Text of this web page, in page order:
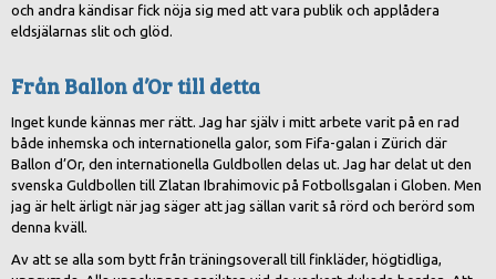
och andra kändisar fick nöja sig med att vara publik och applådera
eldsjälarnas slit och glöd.
Från Ballon d’Or till detta
Inget kunde kännas mer rätt. Jag har själv i mitt arbete varit på en rad
både inhemska och internationella galor, som Fifa-galan i Zürich där
Ballon d’Or, den internationella Guldbollen delas ut. Jag har delat ut den
svenska Guldbollen till Zlatan Ibrahimovic på Fotbollsgalan i Globen. Men
jag är helt ärligt när jag säger att jag sällan varit så rörd och berörd som
denna kväll.
Av att se alla som bytt från träningsoverall till finkläder, högtidliga,